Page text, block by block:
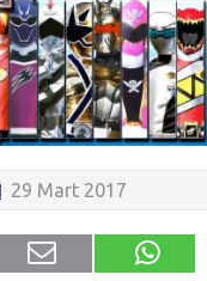
29 Mart 2017